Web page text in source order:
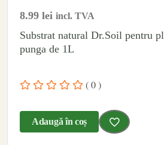
8.99 lei incl. TVA
Substrat natural Dr.Soil pentru
punga de 1L
( 0 )
Adaugă în coș